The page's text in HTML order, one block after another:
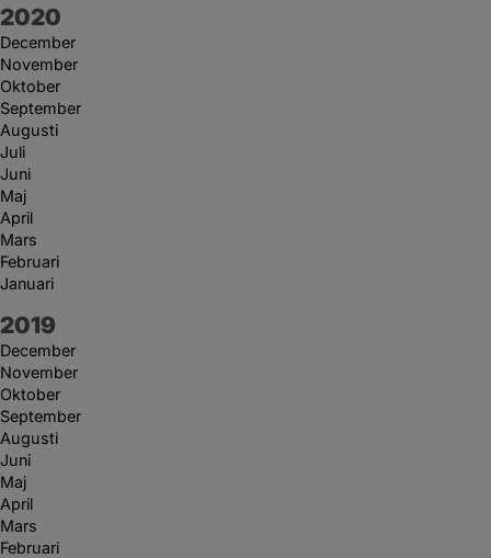
År:
2020
December
November
Oktober
September
Augusti
Juli
Juni
Maj
April
Mars
Februari
Januari
År:
2019
December
November
Oktober
September
Augusti
Juni
Maj
April
Mars
Februari